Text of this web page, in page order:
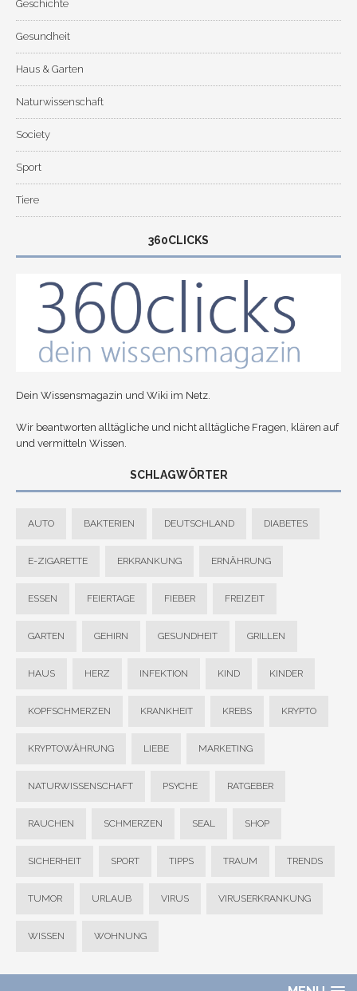
Geschichte
Gesundheit
Haus & Garten
Naturwissenschaft
Society
Sport
Tiere
360CLICKS
Dein Wissensmagazin und Wiki im Netz.
Wir beantworten alltägliche und nicht alltägliche Fragen, klären auf
und vermitteln Wissen.
SCHLAGWÖRTER
AUTO BAKTERIEN DEUTSCHLAND DIABETES
E-ZIGARETTE ERKRANKUNG ERNÄHRUNG
ESSEN FEIERTAGE FIEBER FREIZEIT
GARTEN GEHIRN GESUNDHEIT GRILLEN
HAUS HERZ INFEKTION KIND KINDER
KOPFSCHMERZEN KRANKHEIT KREBS KRYPTO
KRYPTOWÄHRUNG LIEBE MARKETING
NATURWISSENSCHAFT PSYCHE RATGEBER
RAUCHEN SCHMERZEN SEAL SHOP
SICHERHEIT SPORT TIPPS TRAUM TRENDS
TUMOR URLAUB VIRUS VIRUSERKRANKUNG
WISSEN WOHNUNG